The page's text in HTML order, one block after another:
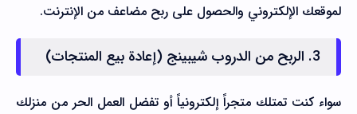
لموقعك الإلكتروني والحصول على ربح مضاعف من الإنترنت.
3. الربح من الدروب شيبينج (إعادة بيع المنتجات)
سواء كنت تمتلك متجراً إلكترونياً أو تفضل العمل الحر من منزلك